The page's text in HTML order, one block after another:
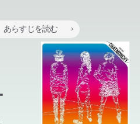
あらすじを読む